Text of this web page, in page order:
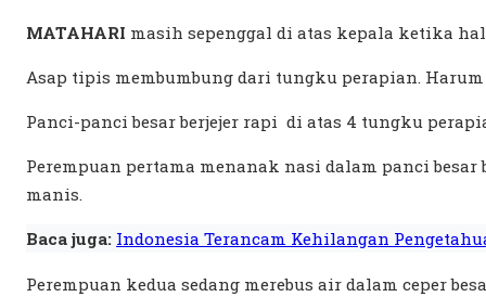
MATAHARI masih sepenggal di atas kepala ketika
Asap tipis membumbung dari tungku perapian.
Panci-panci besar berjejer rapi di atas 4 tungku
Perempuan pertama menanak nasi dalam panci
manis.
Baca juga: Indonesia Terancam Kehilangan
Perempuan kedua sedang merebus air dalam ceper